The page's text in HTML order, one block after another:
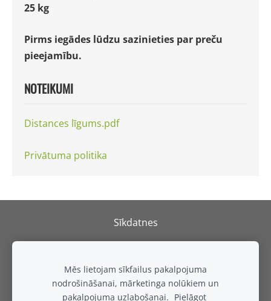
25 kg
Pirms iegādes lūdzu sazinieties par preču
pieejamību.
NOTEIKUMI
Distances līgums.pdf
Privātuma politika
Sīkdatnes
Adrese: Izstāžu komplekss Rāmava, Valdlauči, Ķekavas
pagasts, Ķekavas novads, LV-1076, Latvija
Mēs lietojam sīkfailus pakalpojuma
nodrošināšanai, mārketinga nolūkiem un
pakalpojuma uzlabošanai. Pielāgot